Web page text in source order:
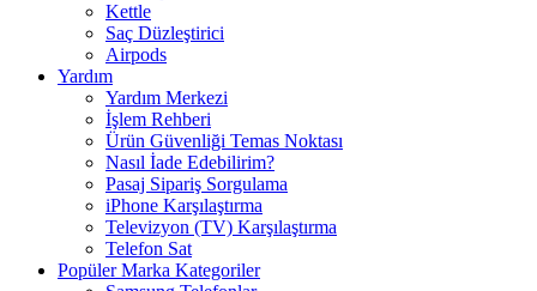
Kettle
Saç Düzleştirici
Airpods
Yardım
Yardım Merkezi
İşlem Rehberi
Ürün Güvenliği Temas Noktası
Nasıl İade Edebilirim?
Pasaj Sipariş Sorgulama
iPhone Karşılaştırma
Televizyon (TV) Karşılaştırma
Telefon Sat
Popüler Marka Kategoriler